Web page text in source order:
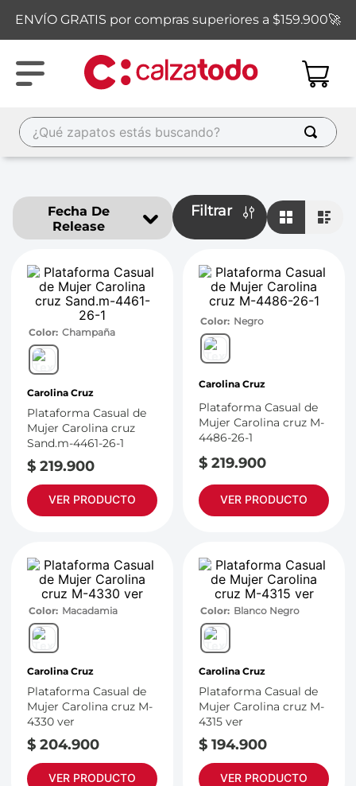
ENVÍO GRATIS por compras superiores a $159.900🚀
¿Qué zapatos estás buscando?
Fecha De
Release
Filtrar
Color Champaña
Carolina Cruz
Plataforma Casual de
Mujer Carolina cruz
Sand.m-4461-26-1
$ 219.900
VER PRODUCTO
Color Negro
Carolina Cruz
Plataforma Casual de
Mujer Carolina cruz M-
4486-26-1
$ 219.900
VER PRODUCTO
Color Macadamia
Carolina Cruz
Plataforma Casual de
Mujer Carolina cruz M-
4330 ver
$ 204.900
VER PRODUCTO
Color Blanco Negro
Carolina Cruz
Plataforma Casual de
Mujer Carolina cruz M-
4315 ver
$ 194.900
VER PRODUCTO
sandalias
4.
ipanema
tacones
6.
tenis
.
throwing
9.
cartago
10. bubble gummers